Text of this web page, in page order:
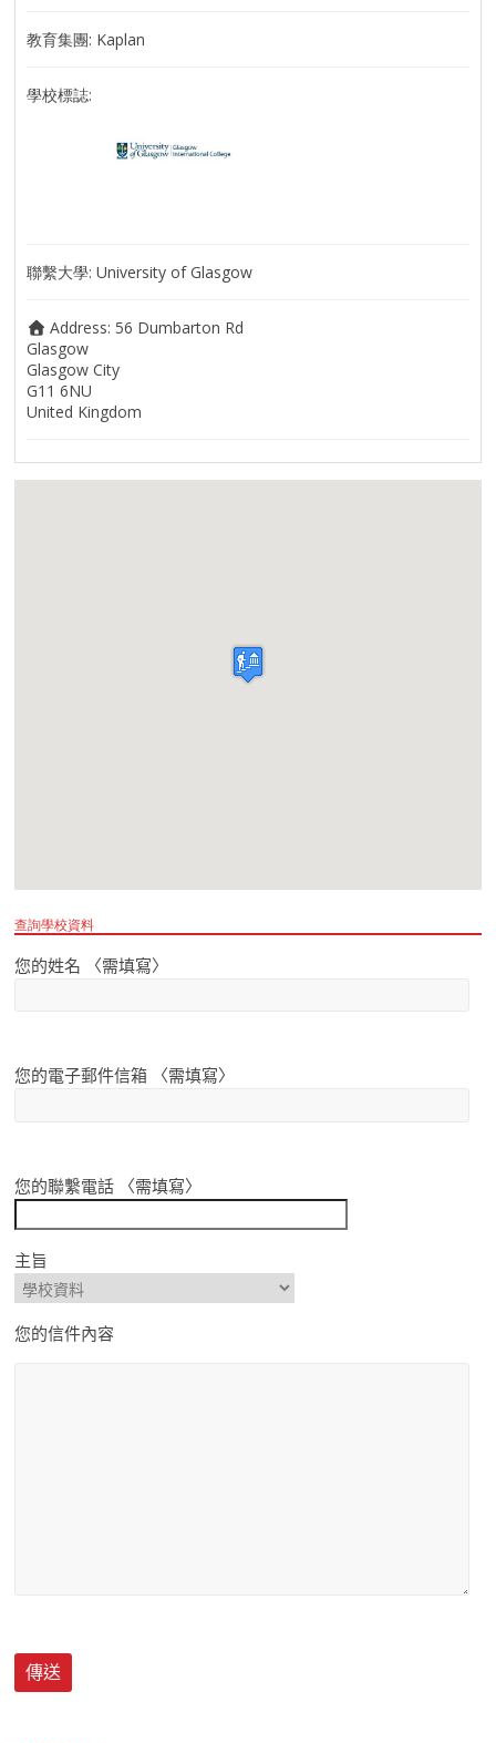
教育集團: Kaplan
學校標誌:
聯繫大學:University of Glasgow
Address: 56 Dumbarton Rd
Glasgow
Glasgow City
G11 6NU
United Kingdom
查詢學校資料
您的姓名 〈需填寫〉
您的電子郵件信箱 〈需填寫〉
您的聯繫電話 〈需填寫〉
主旨
您的信件內容